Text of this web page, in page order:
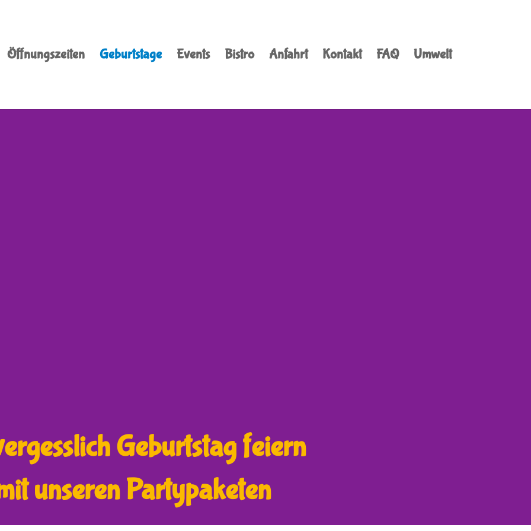
Öffnungszeiten Geburtstage Events Bistro Anfahrt Kontakt FAQ Umwelt
Geburtstag feiern
unseren Partypaketen